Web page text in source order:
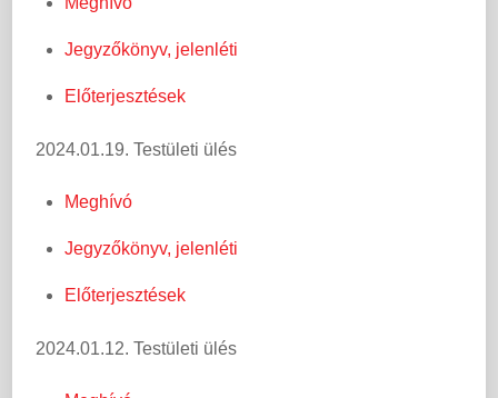
Jegyzőkönyv, jelenléti
Előterjesztések
2024.01.19. Testületi ülés
Meghívó
Jegyzőkönyv, jelenléti
Előterjesztések
2024.01.12. Testületi ülés